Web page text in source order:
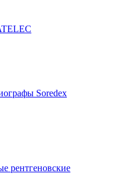
Soredex
рентгеновские